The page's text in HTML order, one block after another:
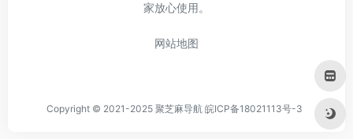
家放心使用。
网站地图
Copyright © 2021-2025 聚芝麻导航 皖ICP备18021113号-3